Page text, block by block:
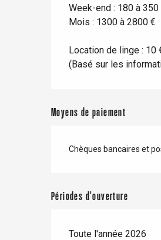
Week-end : 180 à 350
Mois : 1300 à 2800 €
Location de linge : 10
(Basé sur les
Moyens de paiement
Chèques bancaires et
Périodes d'ouverture
Toute l'année 2026